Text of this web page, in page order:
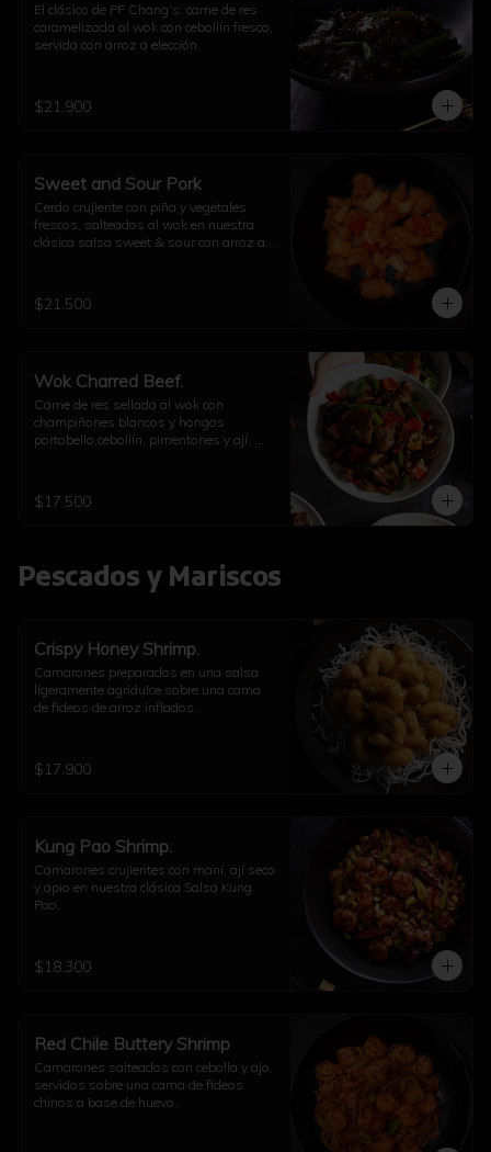
El clásico de PF Chang’s: carne de res
caramelizada al wok con cebollín fresco,
servida con arroz a elección.
$21.900
Sweet and Sour Pork
Cerdo crujiente con piña y vegetales
frescos, salteados al wok en nuestra
clásica salsa sweet & sour con arroz a
$21.500
Wok Charred Beef.
Carne de res sellada al wok con
champiñones blancos y hongos
portobello,cebollín, pimentones y ají.
$17.500
Pescados y Mariscos
Crispy Honey Shrimp.
Camarones preparados en una salsa
ligeramente agridulce sobre una cama
de fideos de arroz inflados.
$17.900
Kung Pao Shrimp.
Camarones crujientes con maní, ají seco
y apio en nuestra clásica Salsa Kung
Pao.
$18.300
Red Chile Buttery Shrimp
Camarones salteados con cebolla y ajo,
servidos sobre una cama de fideos
chinos a base de huevo.